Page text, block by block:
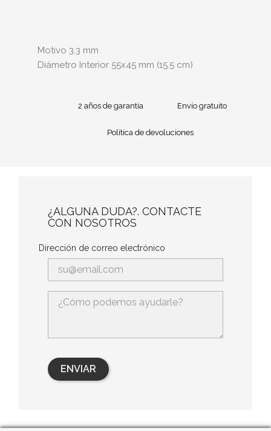
Motivo 3.3 mm
Diámetro Interior 55x45 mm (15.5 cm)
2 años de garantía Envío gratuito
Política de devoluciones
¿ALGUNA DUDA?. CONTACTE
CON NOSOTROS
Dirección de correo electrónico